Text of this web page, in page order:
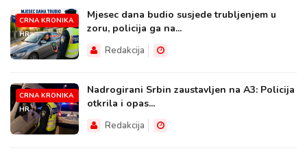
CRNA KRONIKA
HR
Mjesec dana budio susjede trubljenjem u
zoru, policija ga na...
Redakcija
CRNA KRONIKA
HR
Nadrogirani Srbin zaustavljen na A3: Policija
otkrila i opas...
Redakcija